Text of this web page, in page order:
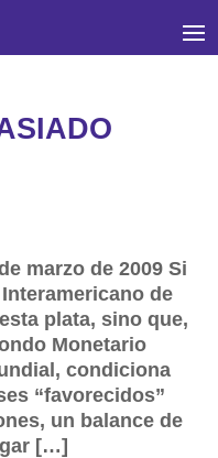
marzo de 2009 Si
de
plata, sino que,
Monetario
condiciona
“favorecidos”
un balance de
[…]